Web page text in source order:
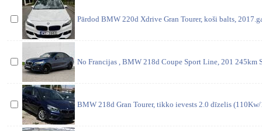
Pārdod BMW 220d Xdrive Gran Tourer, koši balts,
No Francijas , BMW 218d Coupe Sport Line, 201 245km
BMW 218d Gran Tourer, tikko ievests 2.0 dīzelis